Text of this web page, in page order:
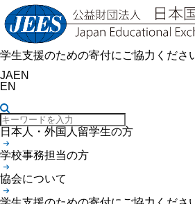
学生支援のための寄付にご協力くださ
JAEN
EN
日本人・外国人留学生の方
学校事務担当の方
協会について
未来を担う